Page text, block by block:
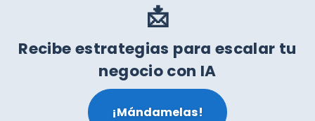
📩
Recibe estrategias para escalar tu
negocio con IA
¡Mándamelas!